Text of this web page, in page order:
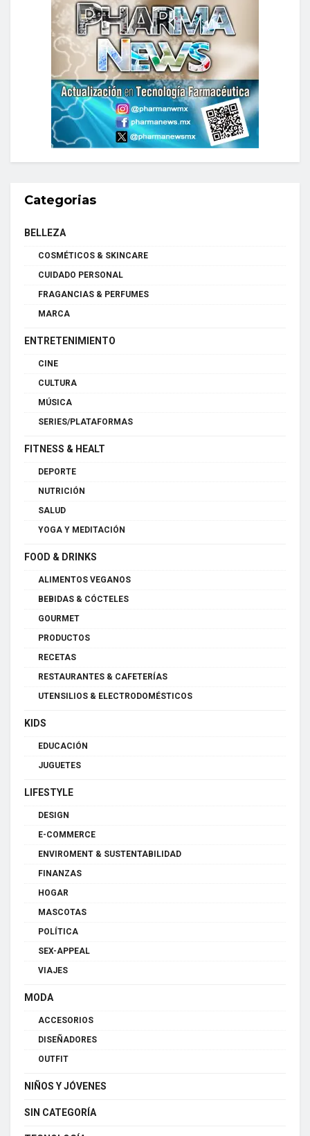
Categorias
BELLEZA
COSMÉTICOS & SKINCARE
CUIDADO PERSONAL
FRAGANCIAS & PERFUMES
MARCA
ENTRETENIMIENTO
CINE
CULTURA
MÚSICA
SERIES/PLATAFORMAS
FITNESS & HEALT
DEPORTE
NUTRICIÓN
SALUD
YOGA Y MEDITACIÓN
FOOD & DRINKS
ALIMENTOS VEGANOS
BEBIDAS & CÓCTELES
GOURMET
PRODUCTOS
RECETAS
RESTAURANTES & CAFETERÍAS
UTENSILIOS & ELECTRODOMÉSTICOS
KIDS
EDUCACIÓN
JUGUETES
LIFESTYLE
DESIGN
E-COMMERCE
ENVIROMENT & SUSTENTABILIDAD
FINANZAS
HOGAR
MASCOTAS
POLÍTICA
SEX-APPEAL
VIAJES
MODA
ACCESORIOS
DISEÑADORES
OUTFIT
NIÑOS Y JÓVENES
SIN CATEGORÍA